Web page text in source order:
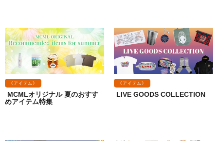
《アイテム》
MCMLオリジナル 夏のおすす
めアイテム特集
《アイテム》
LIVE GOODS COLLECTION